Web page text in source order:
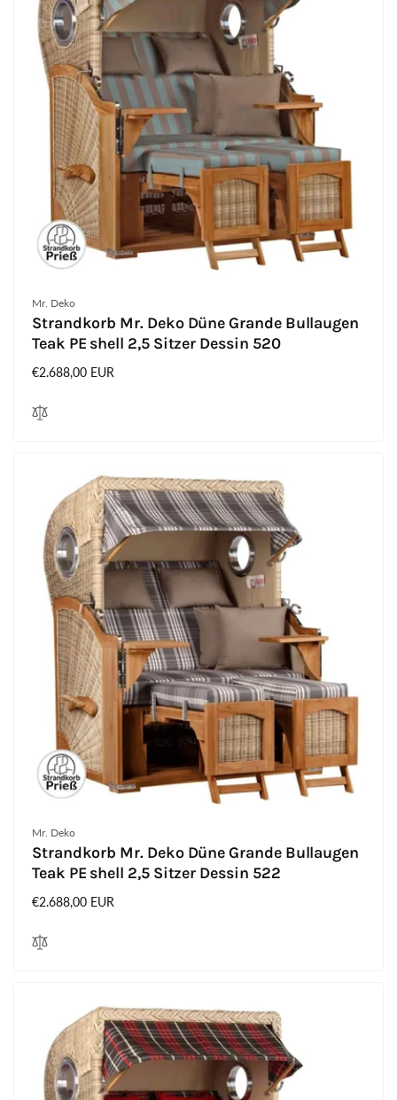
Anbieter:
Mr. Deko
Strandkorb Mr. Deko Düne Grande Bullaugen
Teak PE shell 2,5 Sitzer Dessin 520
Normaler
€2.688,00 EUR
Anbieter:
Mr. Deko
Strandkorb Mr. Deko Düne Grande Bullaugen
Teak PE shell 2,5 Sitzer Dessin 522
Normaler
€2.688,00 EUR